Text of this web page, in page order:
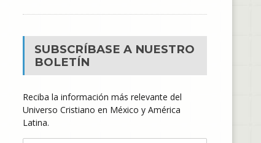
SUBSCRÍBASE A NUESTRO
BOLETÍN
Reciba la información más relevante del
Universo Cristiano en México y América
Latina.